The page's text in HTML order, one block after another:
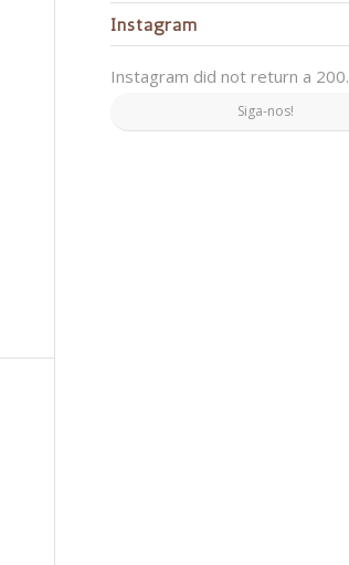
Instagram
Instagram did not return a 200.
Siga-nos!